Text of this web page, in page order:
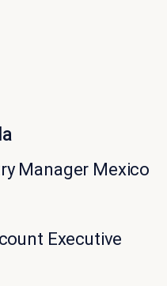
Manager Mexico
Executive